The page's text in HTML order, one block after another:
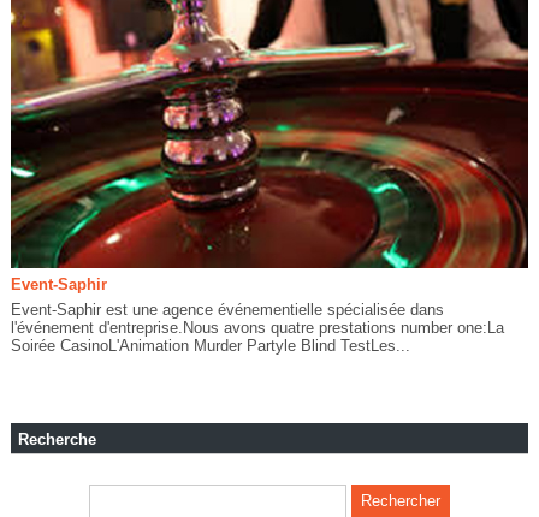
Event-Saphir
Event-Saphir est une agence événementielle spécialisée dans
l'événement d'entreprise.Nous avons quatre prestations number one:La
Soirée CasinoL'Animation Murder Partyle Blind TestLes...
Recherche